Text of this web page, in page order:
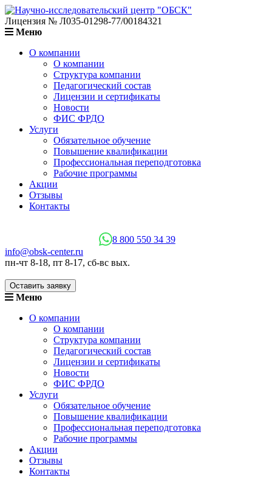
Лицензия № Л035-01298-77/00184321
Меню
О компании
О компании
Структура компании
Педагогический состав
Лицензии и сертификаты
Новости
ФИС ФРДО
Услуги
Обязательное обучение
Повышение квалификации
Профессиональная переподготовка
Рабочие программы
Акции
Отзывы
Контакты
8 800 550 34 39
info@obsk-center.ru
пн-чт 8-18, пт 8-17, сб-вс вых.
Оставить заявку
Меню
О компании
О компании
Структура компании
Педагогический состав
Лицензии и сертификаты
Новости
ФИС ФРДО
Услуги
Обязательное обучение
Повышение квалификации
Профессиональная переподготовка
Рабочие программы
Акции
Отзывы
Контакты